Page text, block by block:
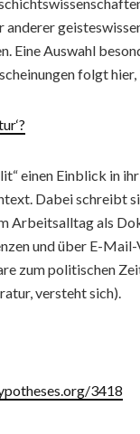
Eine Auswahl
folgt
einen Einblick in
Dabei schreibt
Arbeitsalltag als
und über E-
zum politischen
versteht sich).
3418